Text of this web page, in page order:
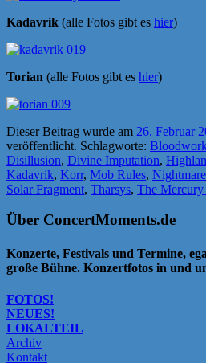
Kadavrik (alle Fotos gibt es hier)
Torian (alle Fotos gibt es hier)
Dieser Beitrag wurde am 26. Februar
veröffentlicht. Schlagworte:
Disillusion, Divine Imputation,
Kadavrik, Korr, Mob Rules, Nightmare
Solar Fragment, Tharsys, The
Über ConcertMoments.de
Konzerte, Festivals und Termine,
große Bühne. Konzertfotos in und
FOTOS!
NEUES!
LOKALTEIL
Archiv
Kontakt